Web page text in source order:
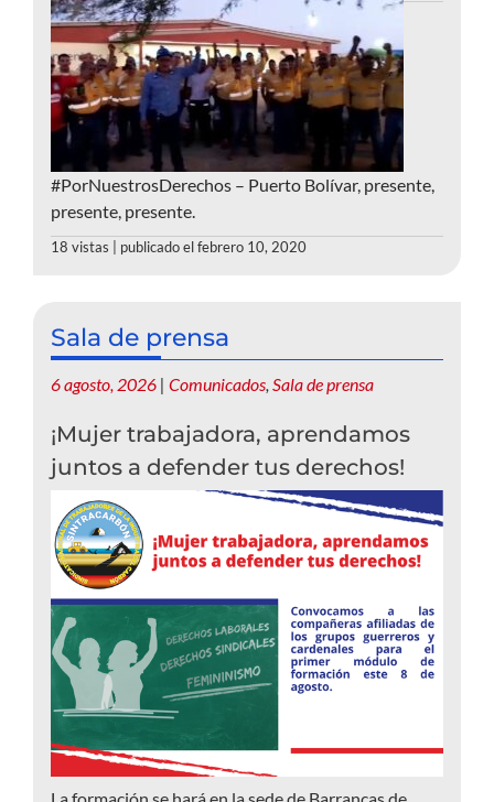
#PorNuestrosDerechos – Puerto Bolívar, presente,
presente, presente.
18 vistas publicado el febrero 10, 2020
Sala de prensa
6 agosto, 2026 | Comunicados Sala de prensa
¡Mujer trabajadora, aprendamos
juntos a defender tus derechos!
La formación se hará en la sede de Barrancas de